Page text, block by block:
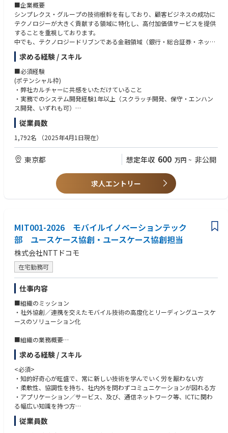
で、
その経路を用いた出社に伴い発生する費用を旅費としてお支払いしま
す。
※新幹線、飛行機の利用も旅費規程に基づく範囲内で利用可となる場合
がございます。
詳細は個人ごとに異なるため内定後ご説明いたします。
■その他
・業務命令に基づき出社（出張）が発生する場合がございます。
※最低出社日の指定はありませんが、業務状況に応じて出社が命ぜられ
る頻度が変わる
可能性有
・リモートワーク手当有：
200 円 × 「自宅」でのリモートワーク実施日数 (3H 以上）
■現状の組織の運営形態（参考）
・配属先組織の平均残業時間 ／ 27H/月
・出社：本人の希望に応じ月数回程度
・出張：年6回程度
・リモート（在宅勤務）： 本人の希望に応じ週3回～5回
－－－－－－－－－－－－－－－－－－－－－－－－－－－－
■働き方の目安（※メンバー（業務・意向）により異なる）
リモートスタンダード適用組織となります。
https://group.ntt/jp/newsrelease/2022/06/24/220624a.html
■勤務地
・自宅（国内限定）
※業務上の必要性により、上長等から出社を命じられる場合有
■勤務地備考
※出社の場合は以下の事業所に出社
・事業所名：ドコモR&Dセンタ
・住所： 神奈川県横須賀市光の丘3-5
・最寄り駅：
所要時間は約5分、タクシー料金は約1000円です。
JR横須賀線「久里浜」駅下車、タクシー利用、
所要時間は約15分、タクシー料金は約2000円です。
・数年単位で専門性や適性を軸に異動が発生する場合有
※リモートスタンダード組織への異動の場合、原則転居・転勤は無
■出社に伴う費用について
勤務事業所への出社については標準的な出社経路を事前に認定したうえ
で、
その経路を用いた出社に伴い発生する費用を旅費としてお支払いしま
す。
※新幹線、飛行機の利用も旅費規程に基づく範囲内で利用可となる場合
がございます。
詳細は個人ごとに異なるため内定後ご説明いたします。
・業務命令に基づき出社（出張）が発生する場合がございます。
※最低出社日の指定はありませんが、業務状況に応じて出社が命ぜられ
る頻度が変わる
・リモートワーク手当有：
200 円 × 「自宅」でのリモートワーク実施日数 (3H 以上）
■現状の組織の運営形態（参考）
・配属先組織の平均残業時間 ／ 27H/月
・出社：本人の希望に応じ月数回程度
・出張：年6回程度
・リモート（在宅勤務）／ 本人の希望に応じ週3回～5回
■企業概要
シンプレクス・グループの技術根幹を有しており、顧客ビジネスの成功に
テクノロジーが大きく貢献する領域に特化し、高付加価値サービスを提供
することを重視しております。
中でも、テクノロジードリブンである金融領域（銀行・総合証券・ネット
証券・FX事業者等）においては、国内トップブランドとしてのポジション
獲得に向けて積極的に取り組んでまいりました。今後は、同領域で先行獲
得したキーテクノロジー（AI、クラウド等）を活用し、金融以外の複数領
域に向けて事業を拡大していく方針です。弊社がビジネスを推進する上で
以下の2点は特に強く意識しており、顧客にとって極めてユニークな存在
となることを目指しています。
(1)単なるシステム開発ベンダーではなく、顧客ビジネスにも深く精通した
丸投げを行わないこと。
(2)コンサルティングから要件定義、システム開発、運用保守、その後の改
善提案まで、全フェーズを一気通貫で行うこと。
■仕事内容
トに配属され、顧客と連携を取りながら機能開発などの設計、開発、テス
トなどを遂⾏する役割が期待されます。 配属されるプロジェクトやシステ
コード品質を向上させるべく、本番にデプロイされるコードには、全てコ
ードレビューまたはペアプログラミングを実施しています。また、コード
品質評価ツールを積極的に用いて効率化を図っています。
顧客とともにビジネスを構築していくようなPJの場合、アジャイル・スク
ラムが積極的に利用されています。例えば、1ヵ月以下の短い期間でのイ
テレーション開発を実践し、デイリーでスタンドアップミーティング、ま
たはそれに準じるチーム内の打ち合わせを行っています。また、継続的な
デプロイ（デリバリー）を行っています。
求める経験 / スキル
■必須経験
(ポテンシャル枠)
・弊社カルチャーに共感をいただけていること
・実務でのシステム開発経験1年以上（スクラッチ開発、保守・エンハン
ス開発、いずれも可）
・国籍不問（ただしN1取得必須、かつビジネス上のコミュニケーションが
円滑に取れる方）
(ポテンシャル枠)
JavaもしくはPythonを用いての開発経験
■主要な技術スタック（プロジェクトにより詳細は異なります）
言語：主にJavaを利用、PJによってはKotlin,Swift,Go,C++,Python, Type
インフラ・ミドルウェア：AWS(Windows,Linux),オンプレ,Docker,Oracle,
MySQL,PostgreSQL, DynamoDB,他
開発環境： IDE：Eclipse, IntelliJ,PyCharm,Visual Studio
ソース管理：Git (GitHub Enterprise)
CI/CD：Jenkins, CodeBuild,他
コミュニケーション：JIRA, Redmine, Slack, Wiki
従業員数
1,792名 （2025年4月1日現在）
東京都 想定年収 600 万円 ~ 非公開
求人エントリー
MIT001-2026 モバイルイノベーションテック
部 ユースケース協創・ユースケース協創担当
株式会社NTTドコモ
在宅勤務可
仕事内容
■組織のミッション
・社外協創／連携を交えたモバイル技術の高度化とリーディングユースケ
ースのソリューション化
■組織の業務概要
・数年先を見据えたソリューションの開発と実証
・プラットフォーム構想に向けた技術検討
・他業界とのパートナー開拓および連携体制の構築
■担当いただく業務概要
<担当業務>
通信業界の動向や、社会的課題、最新技術動向を把握し、2026年〜以降
・他社／他業界との連携／開拓
求める経験 / スキル
<必須>
・知的好奇心が旺盛で、常に新しい技術を学んでいく労を厭わない方
・柔軟性、協調性を持ち、社内外を問わずコミュニケーションが図れる方
・アプリケーション／サービス、及び、通信ネットワーク等、ICTに関わ
る幅広い知識を持つ方
<求めるスキル>
従業員数